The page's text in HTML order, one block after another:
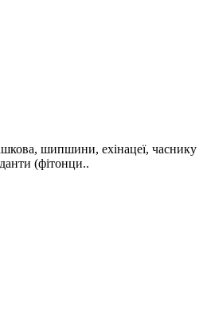
шипшини, ехінацеї, часнику
(фітонци..